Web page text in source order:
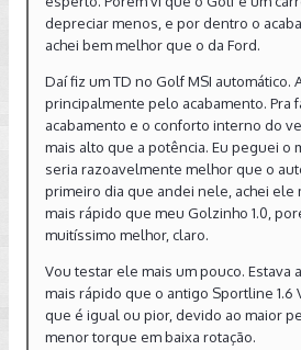
um pouco pior.
São os prós e contras que cada um
momento da compra. Particularmente
do Bob Sharp, que não condenaram
que na verdade, embora eu não seja
meu perfil não é muito de acelerar
aqueles que tiveram o TSI como
o nariz pelo desempenho desse MSI.
Golzinho 1.0 e de um Sportline 1.6 VHT
um pouco abaixo das espectativas em
Abraços a todos.
depreciar menos, e por dentro o
achei bem melhor que o da Ford.
Daí fiz um TD no Golf MSI automático.
principalmente pelo acabamento. Pra
acabamento e o conforto interno do
mais alto que a potência. Eu peguei o
seria razoavelmente melhor que o
primeiro dia que andei nele, achei ele
mais rápido que meu Golzinho 1.0,
muitíssimo melhor, claro.
Vou testar ele mais um pouco. Estava
mais rápido que o antigo Sportline 1.6
que é igual ou pior, devido ao maior
menor torque em baixa rotação.